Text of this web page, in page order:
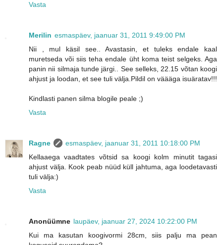
Vasta
Merilin esmaspäev, jaanuar 31, 2011 9:49:00 PM
Nii , mul käsil see.. Avastasin, et tuleks endale kaal
muretseda või siis teha endale üht koma teist selgeks. Aga
panin nii silmaja tunde järgi.. See selleks, 22.15 võtan koogi
ahjust ja loodan, et see tuli välja.Pildil on väääga isuäratav!!!
Kindlasti panen silma blogile peale ;)
Vasta
Ragne
esmaspäev, jaanuar 31, 2011 10:18:00 PM
Kellaaega vaadtates võtsid sa koogi kolm minutit tagasi
ahjust välja. Kook peab nüüd küll jahtuma, aga loodetavasti
tuli välja:)
Vasta
Anonüümne laupäev, jaanuar 27, 2024 10:22:00 PM
Kui ma kasutan koogivormi 28cm, siis palju ma pean